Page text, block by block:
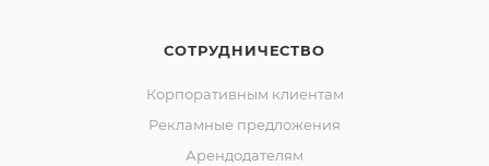
СОТРУДНИЧЕСТВО
Корпоративным клиентам
Рекламные предложения
Арендодателям